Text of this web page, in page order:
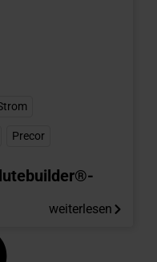
Precor
weiterlesen